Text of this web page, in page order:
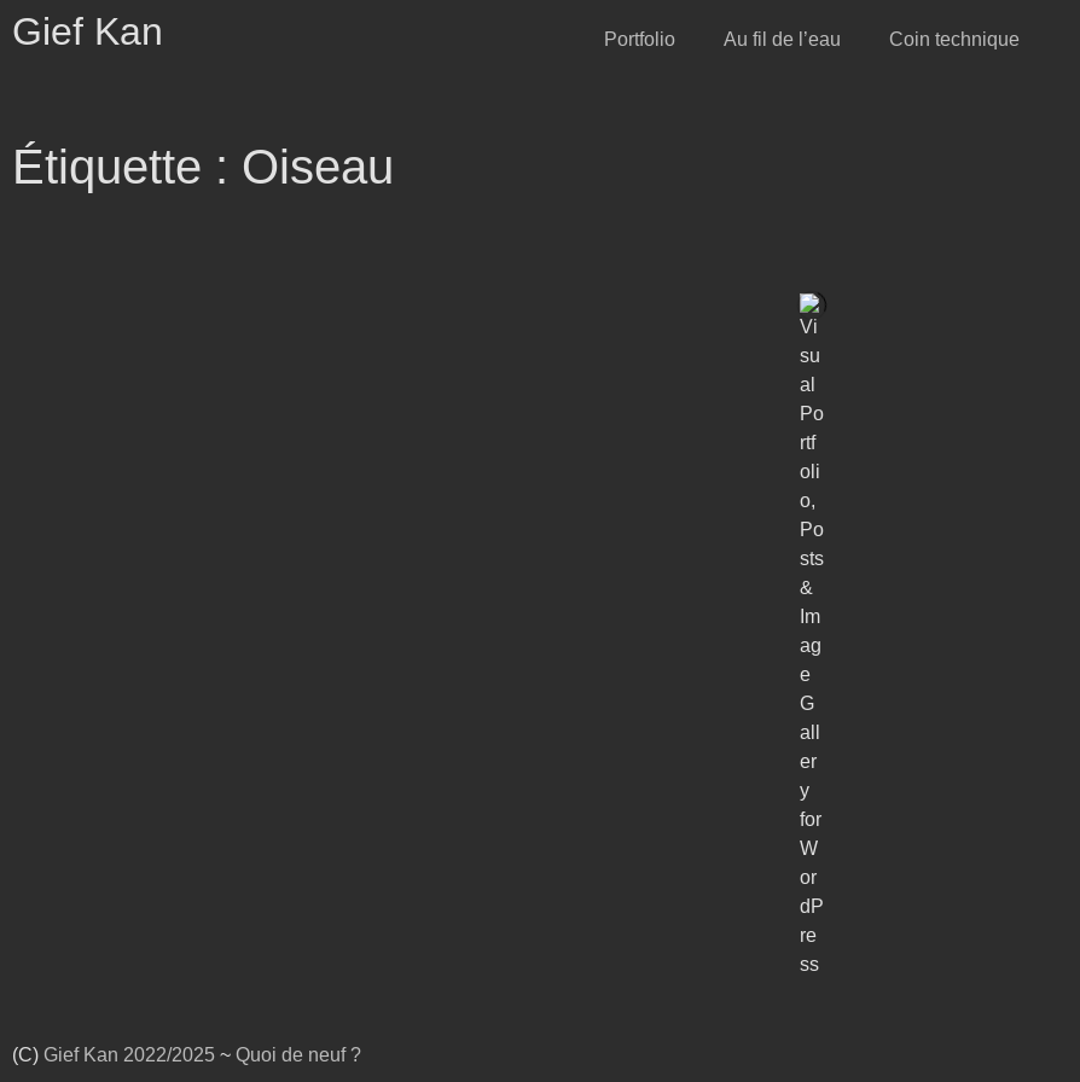
Gief Kan Portfolio Au fil de l’eau Coin technique
Étiquette : Oiseau
(C) Gief Kan 2022/2025 ~ Quoi de neuf ?